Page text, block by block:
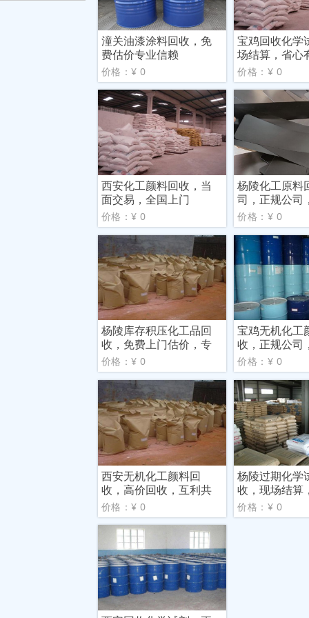
潼关油漆涂料回收，免
费估价专业信赖
价格：¥ 0
宝鸡回收化学
场结算，省心
价格：¥ 0
西安化工颜料回收，当
面交易，全国上门
价格：¥ 0
杨陵化工原料
司，正规公司
市场
价格：¥ 0
杨陵库存积压化工品回
收，免费上门估价，专
业信
价格：¥ 0
宝鸡无机化工
收，正规公司
市场
价格：¥ 0
西安无机化工颜料回
收，高价回收，互利共
赢
价格：¥ 0
杨陵过期化学
收，现场结算
保障
价格：¥ 0